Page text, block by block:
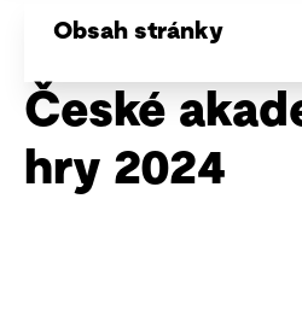
Obsah stránky
České
hry 2024